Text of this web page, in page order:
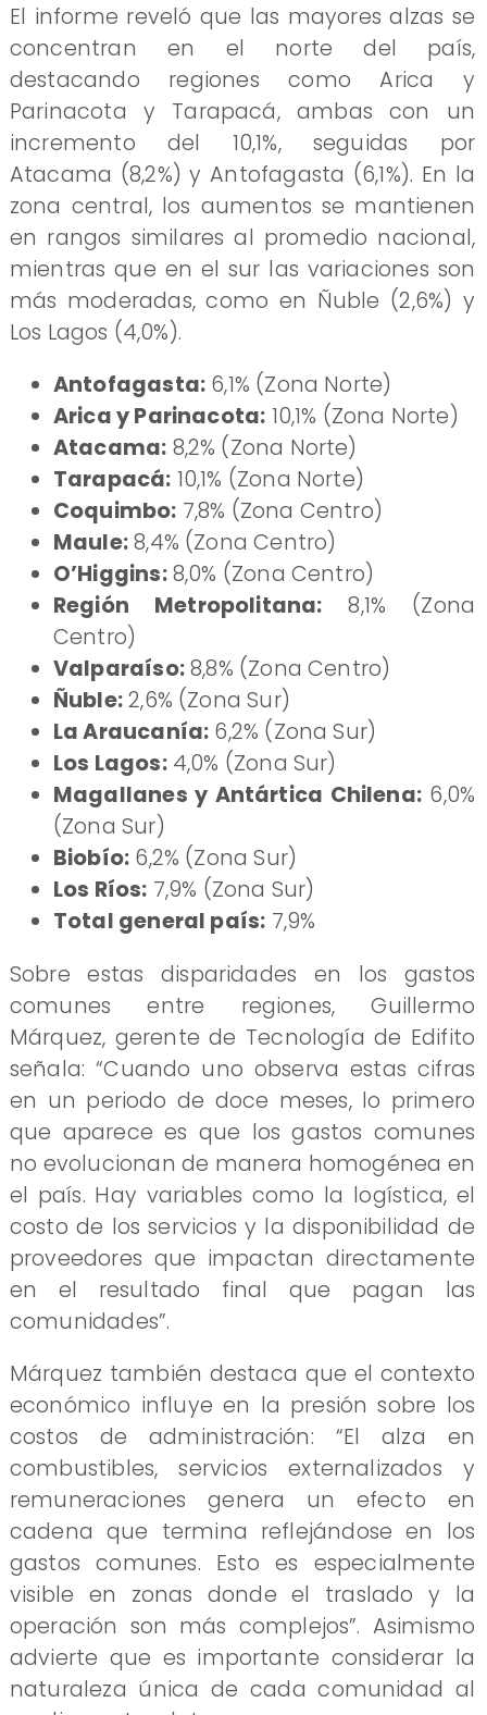
El informe reveló que las mayores alzas se
concentran en el norte del país,
destacando regiones como Arica y
Parinacota y Tarapacá, ambas con un
incremento del 10,1%, seguidas por
Atacama (8,2%) y Antofagasta (6,1%). En la
zona central, los aumentos se mantienen
en rangos similares al promedio nacional,
mientras que en el sur las variaciones son
más moderadas, como en Ñuble (2,6%) y
Los Lagos (4,0%).
Antofagasta: 6,1% (Zona Norte)
Arica y Parinacota: 10,1% (Zona Norte)
Atacama: 8,2% (Zona Norte)
Tarapacá: 10,1% (Zona Norte)
Coquimbo: 7,8% (Zona Centro)
Maule:8,4% (Zona Centro)
O’Higgins:8,0% (Zona Centro)
Región Metropolitana: 8,1% (Zona
Centro)
Valparaíso:8,8% (Zona Centro)
Ñuble:2,6% (Zona Sur)
La Araucanía: 6,2% (Zona Sur)
Los Lagos:4,0% (Zona Sur)
Magallanes y Antártica Chilena: 6,0%
(Zona Sur)
Biobío: 6,2% (Zona Sur)
Los Ríos: 7,9% (Zona Sur)
Total general país: 7,9%
Sobre estas disparidades en los gastos
comunes entre regiones, Guillermo
Márquez, gerente de Tecnología de Edifito
señala: “Cuando uno observa estas cifras
en un periodo de doce meses, lo primero
que aparece es que los gastos comunes
no evolucionan de manera homogénea en
el país. Hay variables como la logística, el
costo de los servicios y la disponibilidad de
proveedores que impactan directamente
en el resultado final que pagan las
comunidades”.
Márquez también destaca que el contexto
económico influye en la presión sobre los
costos de administración: “El alza en
combustibles, servicios externalizados y
remuneraciones genera un efecto en
cadena que termina reflejándose en los
gastos comunes. Esto es especialmente
visible en zonas donde el traslado y la
operación son más complejos”. Asimismo
advierte que es importante considerar la
naturaleza única de cada comunidad al